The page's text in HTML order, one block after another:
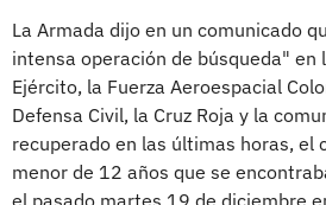
La Armada dijo en un comunicado
intensa operación de búsqueda" en
Ejército, la Fuerza Aeroespacial
Defensa Civil, la Cruz Roja y la
recuperado en las últimas horas, el
menor de 12 años que se
el pasado martes 19 de diciembre